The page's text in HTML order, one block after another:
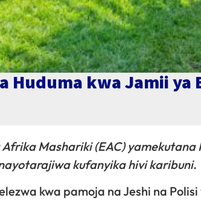
Huduma kwa Jamii ya
Mashariki (EAC) yamekutana
kufanyika hivi karibuni.
kwa pamoja na Jeshi na